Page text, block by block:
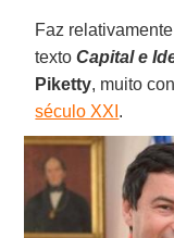
Faz
textoCapital e
Piketty, muito
século XXI .